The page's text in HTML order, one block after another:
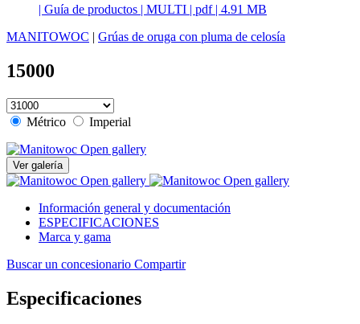
| Guía de productos | MULTI | pdf | 4.91 MB
MANITOWOC | Grúas de oruga con pluma de celosía
15000
Métrico
Imperial
Open gallery
Ver galería
Open gallery
Open gallery
Información general y documentación
ESPECIFICACIONES
Marca y gama
Buscar un concesionario Compartir
Especificaciones